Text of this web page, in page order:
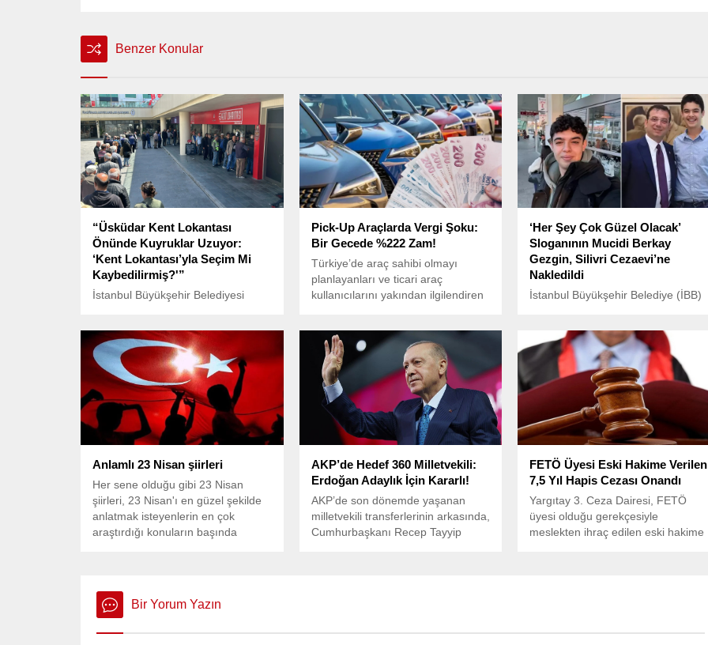
Benzer Konular
“Üsküdar Kent Lokantası
Önünde Kuyruklar Uzuyor:
‘Kent Lokantası’yla Seçim Mi
Kaybedilirmiş?'”
İstanbul Büyükşehir Belediyesi
açılan Kent Lokantası önündeki
kuyruklar, her geçen gün daha da
uzuyor.
Pick-Up Araçlarda Vergi Şoku:
Bir Gecede %222 Zam!
Türkiye’de araç sahibi olmayı
planlayanları ve ticari araç
kullanıcılarını yakından ilgilendiren
%4’ten %50’ye çıkarıldı.
‘Her Şey Çok Güzel Olacak’
Sloganının Mucidi Berkay
Gezgin, Silivri Cezaevi’ne
Nakledildi
İstanbul Büyükşehir Belediye (İBB)
şey çok güzel olacak” sloganının
yaratıcısı Berkay Gezgin, geçtiğimiz
günlerde katıldığı eylemler
nedeniyle gözaltına alınmış ve
ardından tutuklanarak Metris
Cezaevi’ne gönderilmişti.
Anlamlı 23 Nisan şiirleri
Her sene olduğu gibi 23 Nisan
şiirleri, 23 Nisan'ı en güzel şekilde
anlatmak isteyenlerin en çok
araştırdığı konuların başında
AKP’de Hedef 360 Milletvekili:
Erdoğan Adaylık İçin Kararlı!
AKP’de son dönemde yaşanan
milletvekili transferlerinin arkasında,
Cumhurbaşkanı Recep Tayyip
FETÖ Üyesi Eski Hakime Verilen
7,5 Yıl Hapis Cezası Onandı
Yargıtay 3. Ceza Dairesi, FETÖ
üyesi olduğu gerekçesiyle
meslekten ihraç edilen eski hakime
Bir Yorum Yazın